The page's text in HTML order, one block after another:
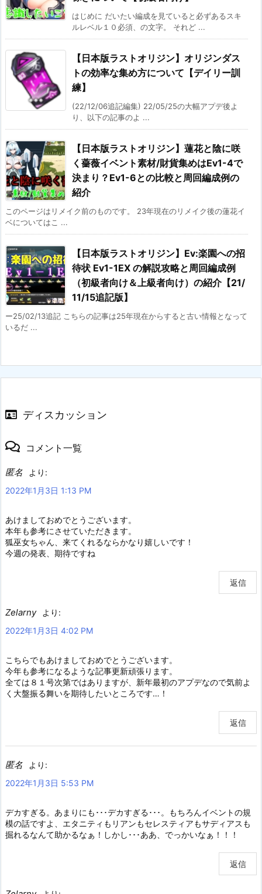
はじめに だいたい編成を見ていると必ずあるスキ
ルレベル１０必須、の文字。 それど ...
【日本版ラストオリジン】オリジンダス
トの効率な集め方について【デイリー訓
練】
(22/12/06追記編集) 22/05/25の大幅アプデ後よ
り、以下の記事のよ ...
【日本版ラストオリジン】蓮花と陰に咲
く薔薇イベント素材/財貨集めはEv1-4で
決まり？Ev1-6との比較と周回編成例の
紹介
このページはリメイク前のものです。 23年現在のリメイク後の蓮花イ
ベについてはこ ...
【日本版ラストオリジン】Ev:楽園への招
待状 Ev1-1EX の解説攻略と周回編成例
（初級者向け＆上級者向け）の紹介【21/
11/15追記版】
ー25/02/13追記 こちらの記事は25年現在からすると古い情報となって
いるだ ...
ディスカッション
コメント一覧
匿名
より:
2022年1月3日 1:13 PM
あけましておめでとうございます。
本年も参考にさせていただきます。
狐巫女ちゃん、来てくれるならかなり嬉しいです！
今週の発表、期待ですね
返信
Zelarny
より:
2022年1月3日 4:02 PM
こちらでもあけましておめでとうございます。
今年も参考になるような記事更新頑張ります。
全ては８１号次第ではありますが、新年最初のアプデなので気前よ
く大盤振る舞いを期待したいところです…！
返信
匿名
より:
2022年1月3日 5:53 PM
デカすぎる。あまりにも･･･デカすぎる･･･。もちろんイベントの規
模の話ですよ、エタニティもリアンもセレスティアもサディアスも
掘れるなんて助かるなぁ！しかし･･･ああ、でっかいなぁ！！！
返信